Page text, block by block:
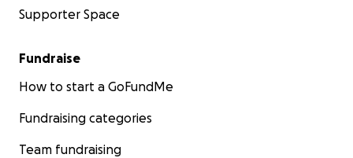
Supporter Space
Fundraise
How to start a GoFundMe
Fundraising categories
Team fundraising